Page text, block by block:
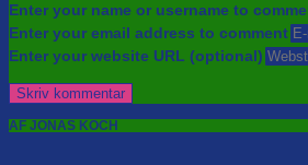
Enter your name or username to
Enter your email address to comment
Enter your website URL (optional)
AF JONAS KOCH